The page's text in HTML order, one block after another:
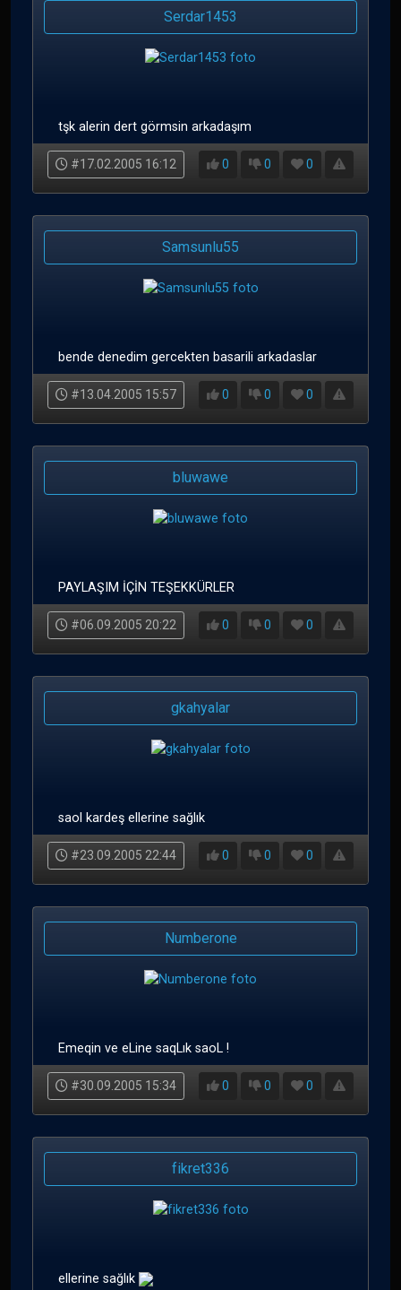
Serdar1453
tşk alerin dert görmsin arkadaşım
#17.02.2005 16:12 0 0 0
Samsunlu55
bende denedim gercekten basarili arkadaslar
#13.04.2005 15:57 0 0 0
bluwawe
PAYLAŞIM İÇİN TEŞEKKÜRLER
#06.09.2005 20:22 0 0 0
gkahyalar
saol kardeş ellerine sağlık
#23.09.2005 22:44 0 0 0
Numberone
Emeqin ve eLine saqLık saoL !
#30.09.2005 15:34 0 0 0
fikret336
ellerine sağlık